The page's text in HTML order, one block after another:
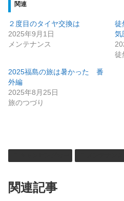
関連
２度目のタイヤ交換は
2025年9月1日
メンテナンス
徒
気
徒
2025福島の旅は暑かった 番
外編
2025年8月25日
旅のつづり
関連記事